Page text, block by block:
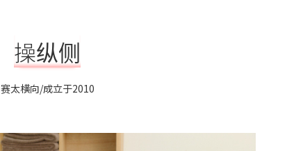
操纵侧
赛太横向/成立于2010